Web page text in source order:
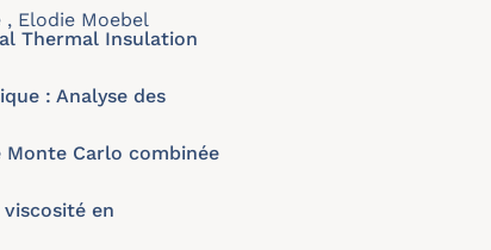
Elodie Moebel
Thermal Insulation
: Analyse des
Carlo combinée
en